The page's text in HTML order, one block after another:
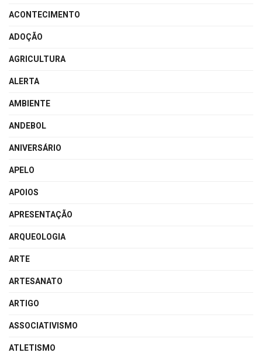
ACONTECIMENTO
ADOÇÃO
AGRICULTURA
ALERTA
AMBIENTE
ANDEBOL
ANIVERSÁRIO
APELO
APOIOS
APRESENTAÇÃO
ARQUEOLOGIA
ARTE
ARTESANATO
ARTIGO
ASSOCIATIVISMO
ATLETISMO